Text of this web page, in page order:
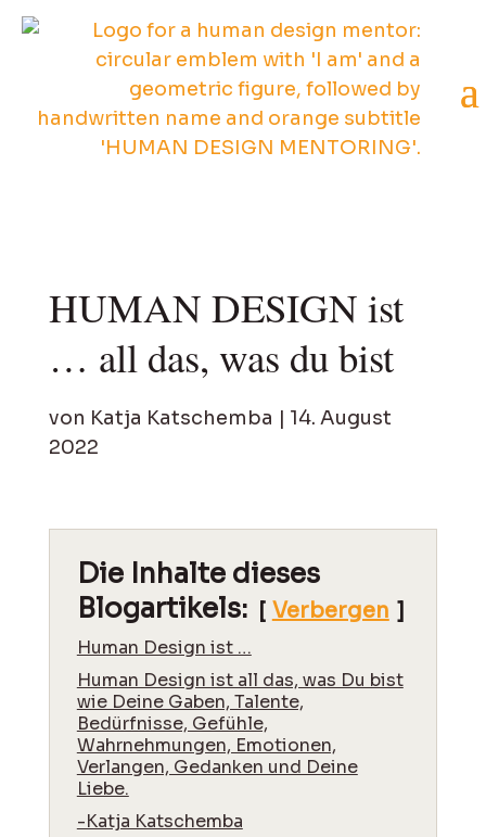
HUMAN DESIGN ist
… all das, was du bist
von Katja Katschemba | 14. August
2022
Die Inhalte dieses
Blogartikels:
Verbergen
Human Design ist …
Human Design ist all das, was Du bist
wie Deine Gaben, Talente,
Bedürfnisse, Gefühle,
Wahrnehmungen, Emotionen,
Verlangen, Gedanken und Deine
Liebe.
-Katja Katschemba